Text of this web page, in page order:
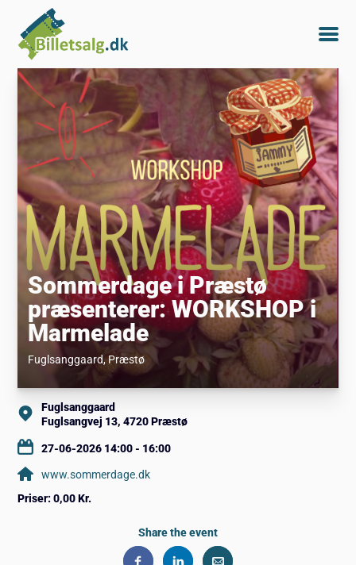
Sommerdage i Præstø
præsenterer: WORKSHOP i
Marmelade
Fuglsanggaard, Præstø
Fuglsanggaard
Fuglsangvej 13, 4720 Præstø
27-06-2026 14:00 - 16:00
www.sommerdage.dk
Priser: 0,00 Kr.
Share the event